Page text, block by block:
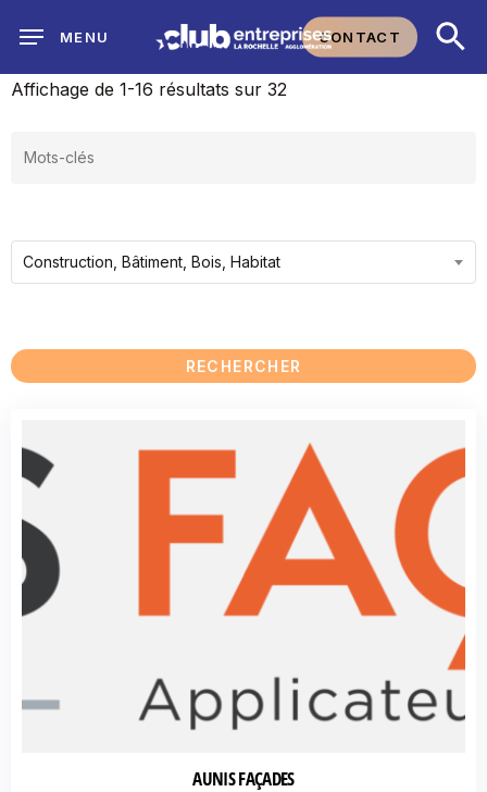
main
CONTACT
MENU
Affichage de 1-16 résultats sur 32
Construction, Bâtiment, Bois, Habitat
RECHERCHER
AUNIS FAÇADES